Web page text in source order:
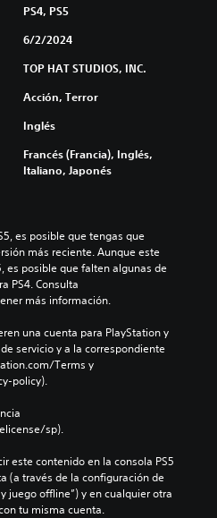
PS4, PS5
6/2/2024
TOP HAT STUDIOS, INC.
Acción, Terror
Inglés
Francés (Francia), Inglés,
Italiano, Japonés
es posible que tengas que
más reciente. Aunque este
es posible que falten algunas de
PS4. Consulta
más información.
una cuenta para PlayStation y
servicio y a la correspondiente
Terms y
policy).
sp).
este contenido en la consola PS5
(a través de la configuración de
juego offline”) y en cualquier otra
tu misma cuenta.